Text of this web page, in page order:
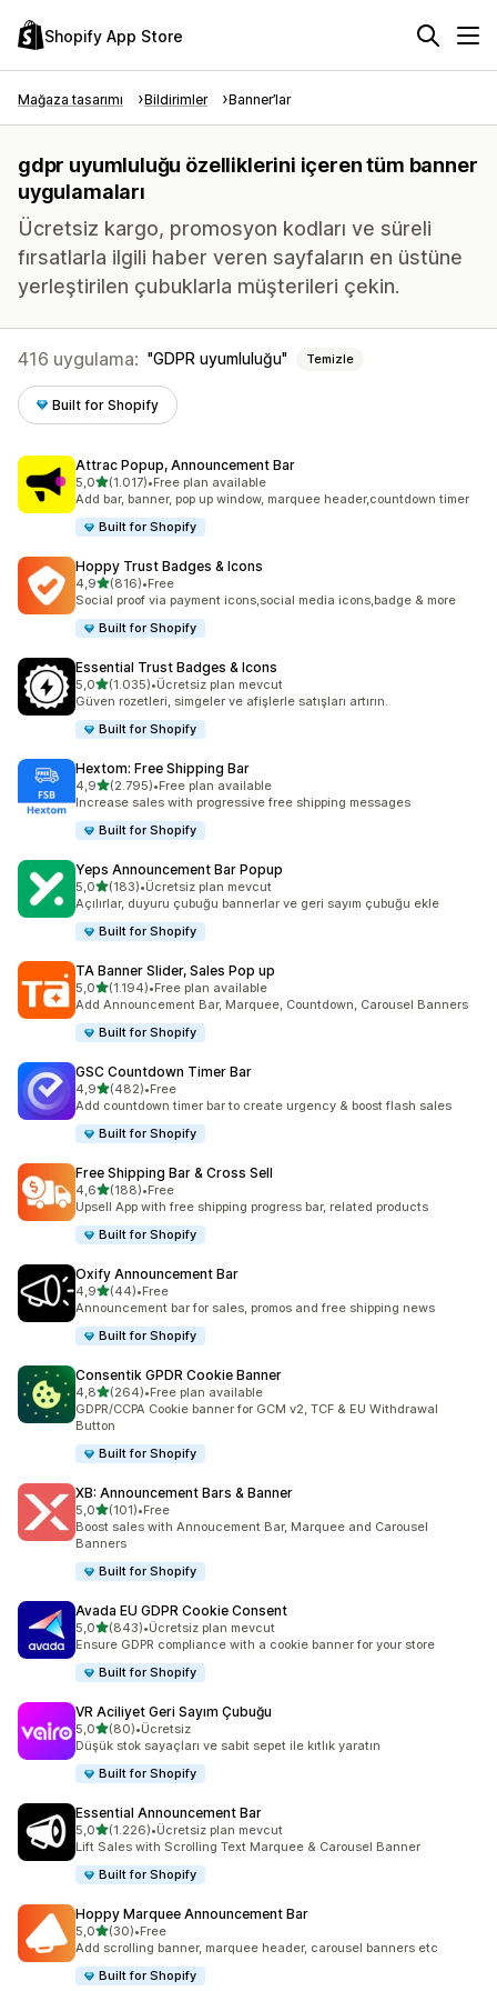
Shopify App Store
Mağaza tasarımı Bildirimler Banner’lar
gdpr uyumluluğu özelliklerini içeren tüm banner
uygulamaları
Ücretsiz kargo, promosyon kodları ve süreli
fırsatlarla ilgili haber veren sayfaların en üstüne
yerleştirilen çubuklarla müşterileri çekin.
416 uygulama: GDPR uyumluluğu Temizle
Built for Shopify
Attrac Popup, Announcement Bar
5,05 yıldız üzerinden
(1.017)
toplam 1017 değerlendirme
•Free plan available
Add bar, banner, pop up window, marquee header,countdown timer
Built for Shopify
Hoppy Trust Badges & Icons
4,95 yıldız üzerinden
(816)
toplam 816 değerlendirme
•Free
Social proof via payment icons,social media icons,badge & more
Built for Shopify
Essential Trust Badges & Icons
5,05 yıldız üzerinden
(1.035)
toplam 1035 değerlendirme
•Ücretsiz plan mevcut
Güven rozetleri, simgeler ve afişlerle satışları artırın.
Built for Shopify
Hextom: Free Shipping Bar
4,95 yıldız üzerinden
(2.795)
toplam 2795 değerlendirme
•Free plan available
Increase sales with progressive free shipping messages
Built for Shopify
Yeps Announcement Bar Popup
5,05 yıldız üzerinden
(183)
toplam 183 değerlendirme
•Ücretsiz plan mevcut
Açılırlar, duyuru çubuğu bannerlar ve geri sayım çubuğu ekle
Built for Shopify
TA Banner Slider, Sales Pop up
5,05 yıldız üzerinden
(1.194)
toplam 1194 değerlendirme
•Free plan available
Add Announcement Bar, Marquee, Countdown, Carousel Banners
Built for Shopify
GSC Countdown Timer Bar
4,95 yıldız üzerinden
(482)
toplam 482 değerlendirme
•Free
Add countdown timer bar to create urgency & boost flash sales
Built for Shopify
Free Shipping Bar & Cross Sell
4,65 yıldız üzerinden
(188)
toplam 188 değerlendirme
•Free
Upsell App with free shipping progress bar, related products
Built for Shopify
Oxify Announcement Bar
4,95 yıldız üzerinden
(44)
toplam 44 değerlendirme
•Free
Announcement bar for sales, promos and free shipping news
Built for Shopify
Consentik GPDR Cookie Banner
4,85 yıldız üzerinden
(264)
toplam 264 değerlendirme
•Free plan available
GDPR/CCPA Cookie banner for GCM v2, TCF & EU Withdrawal
Button
Built for Shopify
XB: Announcement Bars & Banner
5,05 yıldız üzerinden
(101)
toplam 101 değerlendirme
•Free
Boost sales with Annoucement Bar, Marquee and Carousel
Banners
Built for Shopify
Avada EU GDPR Cookie Consent
5,05 yıldız üzerinden
(843)
toplam 843 değerlendirme
•Ücretsiz plan mevcut
Ensure GDPR compliance with a cookie banner for your store
Built for Shopify
VR Aciliyet Geri Sayım Çubuğu
5,05 yıldız üzerinden
(80)
toplam 80 değerlendirme
•Ücretsiz
Düşük stok sayaçları ve sabit sepet ile kıtlık yaratın
Built for Shopify
Essential Announcement Bar
5,05 yıldız üzerinden
(1.226)
toplam 1226 değerlendirme
•Ücretsiz plan mevcut
Lift Sales with Scrolling Text Marquee & Carousel Banner
Built for Shopify
Hoppy Marquee Announcement Bar
5,05 yıldız üzerinden
(30)
toplam 30 değerlendirme
•Free
Add scrolling banner, marquee header, carousel banners etc
Built for Shopify